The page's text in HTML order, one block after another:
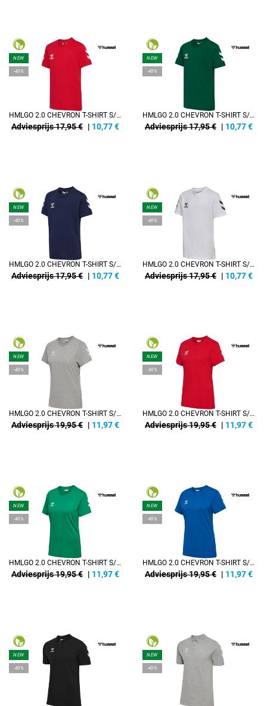
NEW
-40%
HMLGO 2.0 CHEVRON T-SHIRT S/S KIDS
Adviesprijs 17,95 € | 10,77€
NEW
-40%
HMLGO 2.0 CHEVRON T-SHIRT S/S KIDS
Adviesprijs 17,95 € | 10,77€
NEW
-40%
HMLGO 2.0 CHEVRON T-SHIRT S/S KIDS
Adviesprijs 17,95 € | 10,77€
NEW
-40%
HMLGO 2.0 CHEVRON T-SHIRT S/S KIDS
Adviesprijs 17,95 € | 10,77€
NEW
-40%
HMLGO 2.0 CHEVRON T-SHIRT S/S WOMAN
Adviesprijs 19,95 € | 11,97€
NEW
-40%
HMLGO 2.0 CHEVRON T-SHIRT S/S WOMAN
Adviesprijs 19,95 € | 11,97€
NEW
-40%
HMLGO 2.0 CHEVRON T-SHIRT S/S WOMAN
Adviesprijs 19,95 € | 11,97€
NEW
-40%
HMLGO 2.0 CHEVRON T-SHIRT S/S WOMAN
Adviesprijs 19,95 € | 11,97€
NEW
-40%
NEW
-40%